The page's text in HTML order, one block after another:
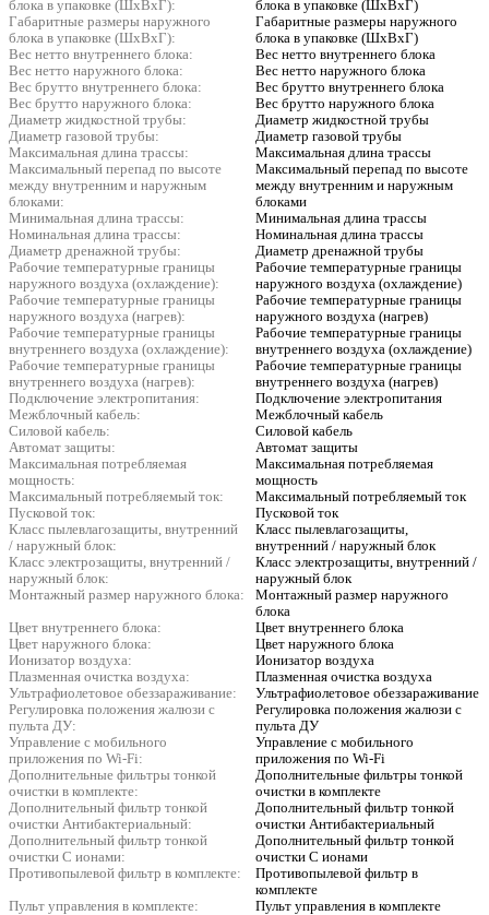
блока в упаковке (ШxВxГ):
блока в упаковке (ШxВxГ)
Габаритные размеры наружного
блока в упаковке (ШxВxГ):
Габаритные размеры наружного
блока в упаковке (ШxВxГ)
Вес нетто внутреннего блока:
Вес нетто внутреннего блока
Вес нетто наружного блока:
Вес нетто наружного блока
Вес брутто внутреннего блока:
Вес брутто внутреннего блока
Вес брутто наружного блока:
Вес брутто наружного блока
Диаметр жидкостной трубы:
Диаметр жидкостной трубы
Диаметр газовой трубы:
Диаметр газовой трубы
Максимальная длина трассы:
Максимальная длина трассы
Максимальный перепад по высоте
между внутренним и наружным
блоками:
Максимальный перепад по высоте
между внутренним и наружным
блоками
Минимальная длина трассы:
Минимальная длина трассы
Номинальная длина трассы:
Номинальная длина трассы
Диаметр дренажной трубы:
Диаметр дренажной трубы
Рабочие температурные границы
наружного воздуха (охлаждение):
Рабочие температурные границы
наружного воздуха (охлаждение)
Рабочие температурные границы
наружного воздуха (нагрев):
Рабочие температурные границы
наружного воздуха (нагрев)
Рабочие температурные границы
внутреннего воздуха (охлаждение):
Рабочие температурные границы
внутреннего воздуха (охлаждение)
Рабочие температурные границы
внутреннего воздуха (нагрев):
Рабочие температурные границы
внутреннего воздуха (нагрев)
Подключение электропитания:
Подключение электропитания
Межблочный кабель:
Межблочный кабель
Силовой кабель:
Силовой кабель
Автомат защиты:
Автомат защиты
Максимальная потребляемая
мощность:
Максимальная потребляемая
мощность
Максимальный потребляемый ток:
Максимальный потребляемый ток
Пусковой ток:
Пусковой ток
Класс пылевлагозащиты, внутренний
/ наружный блок:
Класс пылевлагозащиты,
внутренний / наружный блок
Класс электрозащиты, внутренний /
наружный блок:
Класс электрозащиты, внутренний /
наружный блок
Монтажный размер наружного блока:
Монтажный размер наружного
блока
Цвет внутреннего блока:
Цвет внутреннего блока
Цвет наружного блока:
Цвет наружного блока
Ионизатор воздуха:
Ионизатор воздуха
Плазменная очистка воздуха:
Плазменная очистка воздуха
Ультрафиолетовое обеззараживание:
Ультрафиолетовое обеззараживание
Регулировка положения жалюзи с
пульта ДУ:
Регулировка положения жалюзи с
пульта ДУ
Управление c мобильного
приложения по Wi-Fi:
Управление c мобильного
приложения по Wi-Fi
Дополнительные фильтры тонкой
очистки в комплекте:
Дополнительные фильтры тонкой
очистки в комплекте
Дополнительный фильтр тонкой
очистки Антибактериальный:
Дополнительный фильтр тонкой
очистки Антибактериальный
Дополнительный фильтр тонкой
очистки С ионами:
Дополнительный фильтр тонкой
очистки С ионами
Противопылевой фильтр в комплекте:
Противопылевой фильтр в
комплекте
Пульт управления в комплекте:
Пульт управления в комплекте